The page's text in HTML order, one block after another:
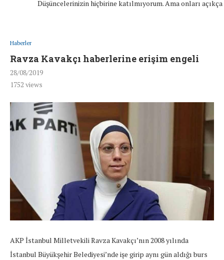
Düşüncelerinizin hiçbirine katılmıyorum. Ama onları açıkça
Haberler
Ravza Kavakçı haberlerine erişim engeli
28/08/2019
1752 views
AKP İstanbul Milletvekili Ravza Kavakçı’nın 2008 yılında
İstanbul Büyükşehir Belediyesi’nde işe girip aynı gün aldığı burs